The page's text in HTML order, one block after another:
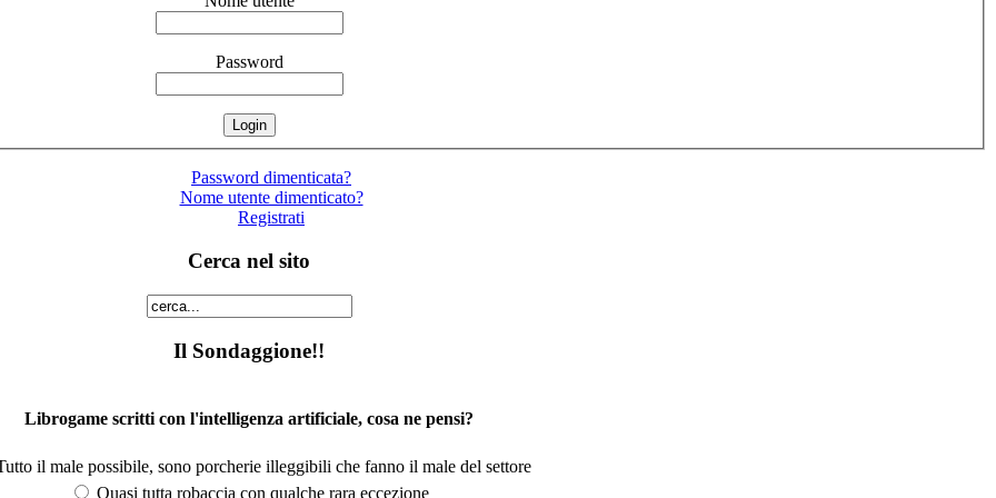
Password
Password dimenticata?
Nome utente dimenticato?
Registrati
Cerca nel sito
Il Sondaggione!!
Librogame scritti con l'intelligenza artificiale, cosa ne pensi?
il male possibile, sono porcherie illeggibili che fanno il male del settore
Quasi tutta robaccia con qualche rara eccezione